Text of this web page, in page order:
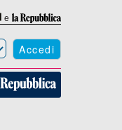
e
Accedi